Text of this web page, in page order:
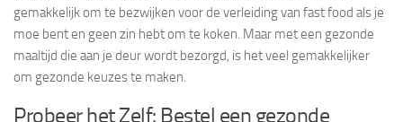
gemakkelijk om te bezwijken voor de verleiding van fast food als je
moe bent en geen zin hebt om te koken. Maar met een gezonde
maaltijd die aan je deur wordt bezorgd, is het veel gemakkelijker
om gezonde keuzes te maken.
Probeer het Zelf: Bestel een gezonde